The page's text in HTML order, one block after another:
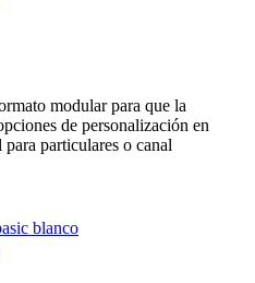
modular para que la
de personalización en
particulares o canal